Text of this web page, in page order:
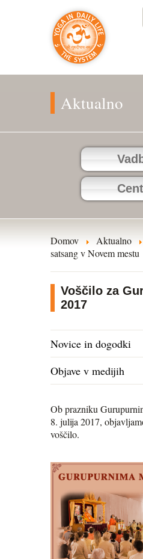
Aktualno
Domov Aktualno
satsang v Novem mestu
Voščilo za
2017
Novice in dogodki
Objave v medijih
Ob prazniku
8. julija 2017,
voščilo.